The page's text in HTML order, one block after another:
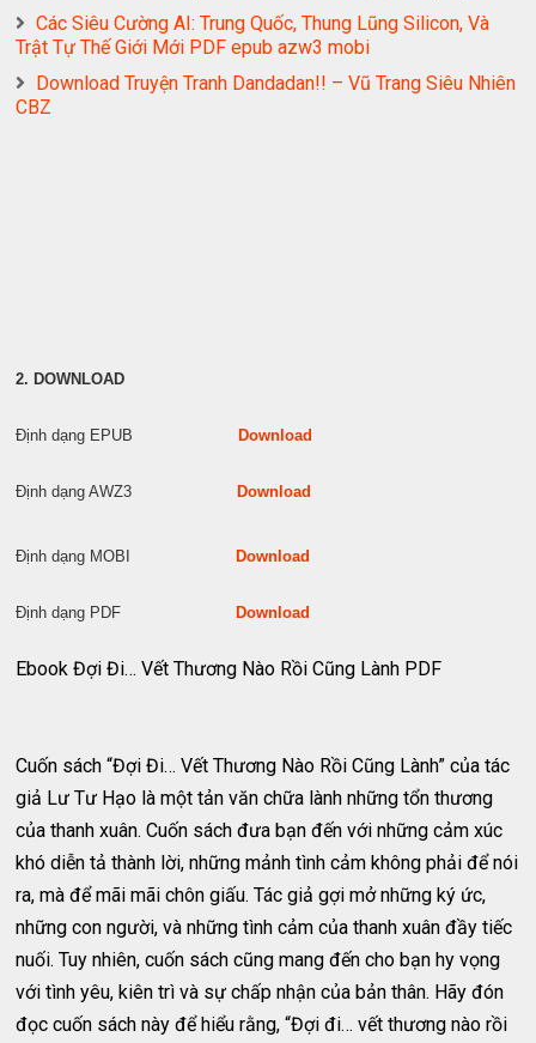
Các Siêu Cường AI: Trung Quốc, Thung Lũng Silicon, Và
Trật Tự Thế Giới Mới PDF epub azw3 mobi
Download Truyện Tranh Dandadan!! – Vũ Trang Siêu Nhiên
CBZ
2. DOWNLOAD
Định dạng EPUB Download
Định dạng AWZ3 Download
Định dạng MOBI Download
Định dạng PDF Download
Ebook Đợi Đi… Vết Thương Nào Rồi Cũng Lành PDF
Cuốn sách “Đợi Đi… Vết Thương Nào Rồi Cũng Lành” của tác
giả Lư Tư Hạo là một tản văn chữa lành những tổn thương
của thanh xuân. Cuốn sách đưa bạn đến với những cảm xúc
khó diễn tả thành lời, những mảnh tình cảm không phải để nói
ra, mà để mãi mãi chôn giấu. Tác giả gợi mở những ký ức,
những con người, và những tình cảm của thanh xuân đầy tiếc
nuối. Tuy nhiên, cuốn sách cũng mang đến cho bạn hy vọng
với tình yêu, kiên trì và sự chấp nhận của bản thân. Hãy đón
đọc cuốn sách này để hiểu rằng, “Đợi đi… vết thương nào rồi